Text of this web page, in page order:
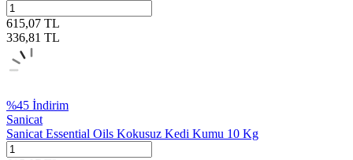
615,07 TL
336,81 TL
%45 İndirim
Sanicat
Sanicat Essential Oils Kokusuz Kedi Kumu 10 Kg